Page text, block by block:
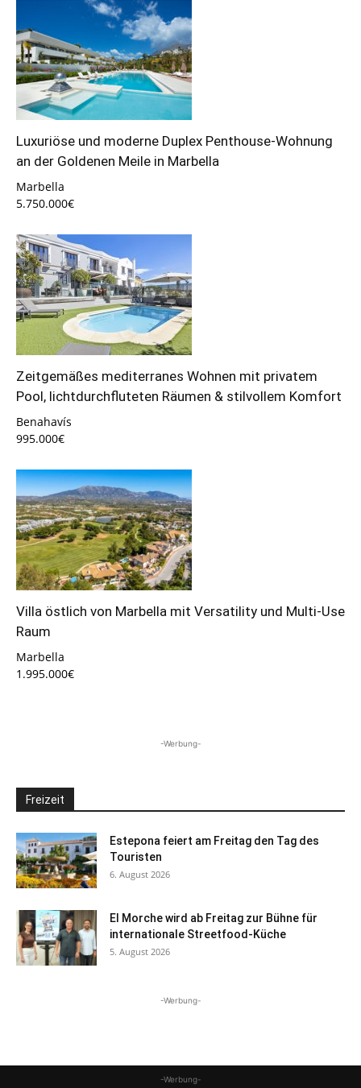
Luxuriöse und moderne Duplex Penthouse-Wohnung
an der Goldenen Meile in Marbella
Marbella
5.750.000€
Zeitgemäßes mediterranes Wohnen mit privatem
Pool, lichtdurchfluteten Räumen & stilvollem Komfort
Benahavís
995.000€
Villa östlich von Marbella mit Versatility und Multi-Use
Raum
Marbella
1.995.000€
-Werbung-
Freizeit
Estepona feiert am Freitag den Tag des
Touristen
6. August 2026
El Morche wird ab Freitag zur Bühne für
internationale Streetfood-Küche
5. August 2026
-Werbung-
-Werbung-